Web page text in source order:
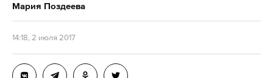
Мария Поздеева
14:18, 2 июля 2017